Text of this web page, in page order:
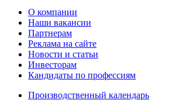
О компании
Наши вакансии
Партнерам
Реклама на сайте
Новости и статьи
Инвесторам
Кандидаты по профессиям
Производственный календарь